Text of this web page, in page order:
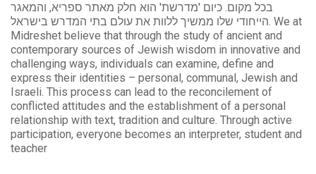
בכל מקום. כיום 'מדרשת' הוא חלק מאתר ספריא, והמאגר
הייחודי שלו ממשיך ללוות את עולם בתי המדרש בישראל. We at
Midreshet believe that through the study of ancient and
contemporary sources of Jewish wisdom in innovative and
challenging ways, individuals can examine, define and
express their identities – personal, communal, Jewish and
Israeli. This process can lead to the reconcilement of
conflicted attitudes and the establishment of a personal
relationship with text, tradition and culture. Through active
participation, everyone becomes an interpreter, student and
teacher